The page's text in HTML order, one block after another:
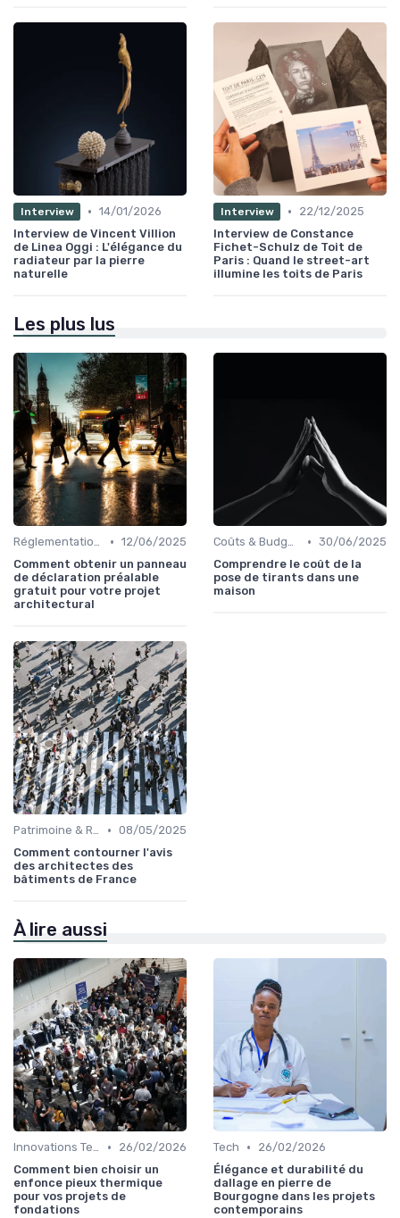
Interview • 14/01/2026
Interview de Vincent Villion
de Linea Oggi : L'élégance du
radiateur par la pierre
naturelle
Interview •
22/12/2025
Interview de Constance
Fichet-Schulz de Toit de
Paris : Quand le street-art
illumine les toits de Paris
Les plus lus
Réglementations & Normes • 12/06/2025
Comment obtenir un panneau
de déclaration préalable
gratuit pour votre projet
architectural
Coûts & Budgets • 30/06/2025
Comprendre le coût de la
pose de tirants dans une
maison
Patrimoine & Rénovation • 08/05/2025
Comment contourner l'avis
des architectes des
bâtiments de France
À lire aussi
Innovations Technologiques •
26/02/2026
Comment bien choisir un
enfonce pieux thermique
pour vos projets de
fondations
Tech •
26/02/2026
Élégance et durabilité du
dallage en pierre de
Bourgogne dans les projets
contemporains